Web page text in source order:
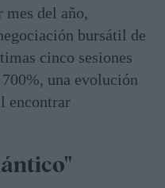
mes del año,
bursátil de
cinco sesiones
una evolución
encontrar